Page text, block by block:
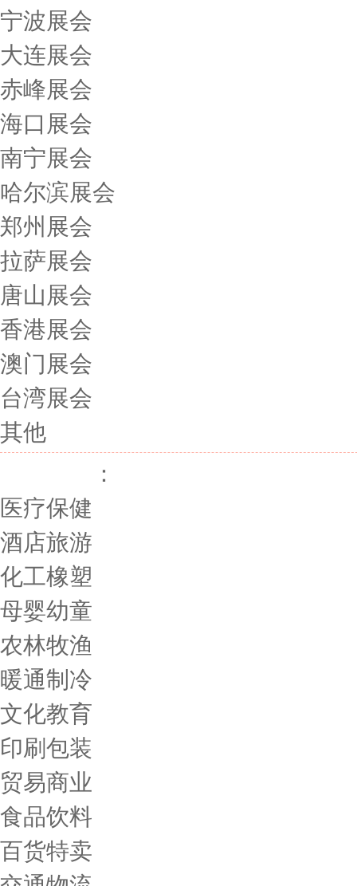
宁波展会
大连展会
赤峰展会
海口展会
南宁展会
哈尔滨展会
郑州展会
拉萨展会
唐山展会
香港展会
澳门展会
台湾展会
其他
：
医疗保健
酒店旅游
化工橡塑
母婴幼童
农林牧渔
暖通制冷
文化教育
印刷包装
贸易商业
食品饮料
百货特卖